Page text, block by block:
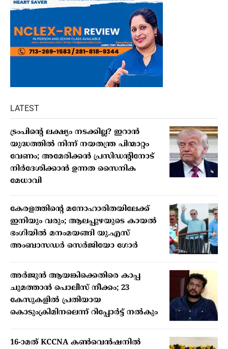
LATEST
ട്രംപിൻ്റെ ലക്ഷ്യം നടക്കില്ല? ഇറാൻ
യുദ്ധത്തിൽ നിന്ന് നയതന്ത്ര പിന്മാറ്റം
വേണം; അമേരിക്കൻ പ്രസിഡന്റിനോട്
നിർദേശിക്കാൻ ഉന്നത സൈനിക
മേധാവി
കേരളത്തിന്റെ മനോഹാരിതയിലേക്ക്
ഇനിയും വരും; ആലപ്പുഴയുടെ കായൽ
ഭംഗിയിൽ മനംമയങ്ങി യു.എസ്
അംബാസഡർ സെർജിയോ ഗോർ
അർജുൻ ആയങ്കിക്കെതിരെ കാപ്പ
ചുമത്താൻ പൊലീസ് നീക്കം; 23
കേസുകളിൽ പ്രതിയായ
കൊടുംക്രിമിനലെന്ന് റിപ്പോർട്ട് നൽകും
16-ാമത് KCCNA കൺവെൻഷനിൽ